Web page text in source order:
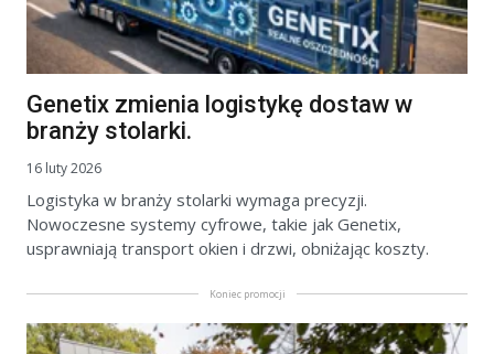
Genetix zmienia logistykę dostaw w
branży stolarki.
16 luty 2026
Logistyka w branży stolarki wymaga precyzji.
Nowoczesne systemy cyfrowe, takie jak Genetix,
usprawniają transport okien i drzwi, obniżając koszty.
Koniec promocji